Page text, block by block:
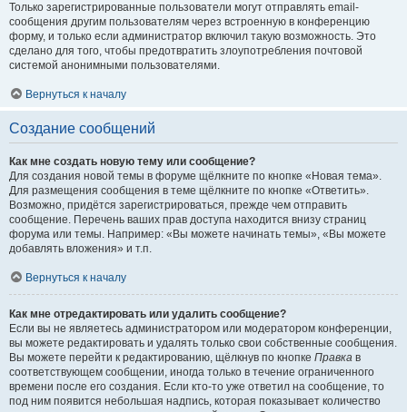
Только зарегистрированные пользователи могут отправлять email-
сообщения другим пользователям через встроенную в конференцию
форму, и только если администратор включил такую возможность. Это
сделано для того, чтобы предотвратить злоупотребления почтовой
системой анонимными пользователями.
Вернуться к началу
Создание сообщений
Как мне создать новую тему или сообщение?
Для создания новой темы в форуме щёлкните по кнопке «Новая тема».
Для размещения сообщения в теме щёлкните по кнопке «Ответить».
Возможно, придётся зарегистрироваться, прежде чем отправить
сообщение. Перечень ваших прав доступа находится внизу страниц
форума или темы. Например: «Вы можете начинать темы», «Вы можете
добавлять вложения» и т.п.
Вернуться к началу
Как мне отредактировать или удалить сообщение?
Если вы не являетесь администратором или модератором конференции,
вы можете редактировать и удалять только свои собственные сообщения.
Вы можете перейти к редактированию, щёлкнув по кнопке Правка в
соответствующем сообщении, иногда только в течение ограниченного
времени после его создания. Если кто-то уже ответил на сообщение, то
под ним появится небольшая надпись, которая показывает количество